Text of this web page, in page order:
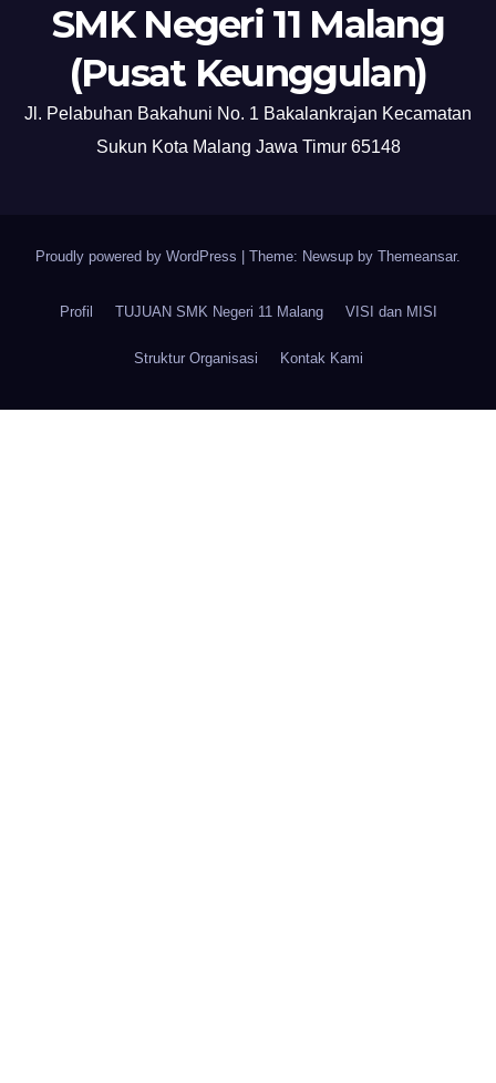
SMK Negeri 11 Malang
(Pusat Keunggulan)
Jl. Pelabuhan Bakahuni No. 1 Bakalankrajan Kecamatan
Sukun Kota Malang Jawa Timur 65148
Proudly powered by WordPress Theme: Newsup by Themeansar.
Profil TUJUAN SMK Negeri 11 Malang VISI dan MISI
Struktur Organisasi Kontak Kami